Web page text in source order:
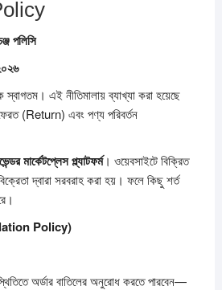
পলিসি
এই নীতিমালায় ব্যাখ্যা করা হয়েছে
(Return) এবং পণ্য পরিবর্তন
মার্কেটপ্লেসপ্ল্যাটফর্ম। ওয়েবসাইটে বিক্রিত
দ্বারা সরবরাহ করা হয়। ফলে কিছু শর্ত
Policy)
অর্ডার বাতিলের অনুরোধ করতে পারবেন—